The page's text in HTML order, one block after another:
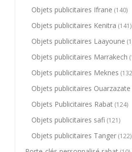
Objets publicitaires Ifrane (140)
Objets publicitaires Kenitra (141)
Objets publicitaires Laayoune
Objets publicitaires Marrakech
Objets publicitaires Meknes
Objets publicitaires Ouarzazate
Objets Publicitaires Rabat (124)
Objets publicitaires safi (121)
Objets publicitaires Tanger (122)